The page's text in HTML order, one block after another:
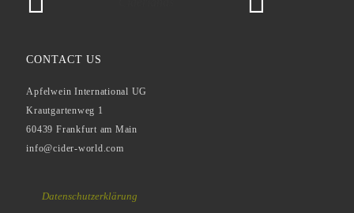
CONTACT US
Apfelwein International UG
Krautgartenweg 1
60439 Frankfurt am Main
info@cider-world.com
Datenschutzerklärung